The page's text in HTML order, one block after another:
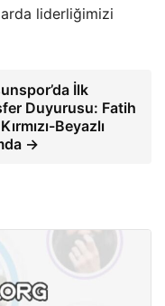
liderliğimizi
İlk
Duyurusu: Fatih
Beyazlı
→